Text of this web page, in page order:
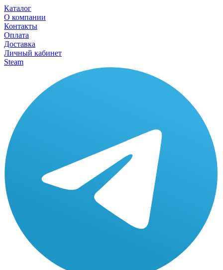
Каталог
О компании
Контакты
Оплата
Доставка
Личный кабинет
Steam